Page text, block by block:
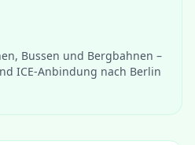
Bussen und Bergbahnen –
ICE-Anbindung nach Berlin